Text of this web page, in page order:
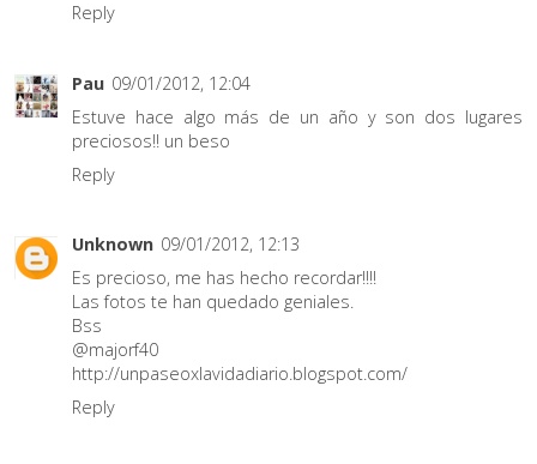
Reply
Pau 09/01/2012, 12:04
Estuve hace algo más de un año y son dos lugares
preciosos!! un beso
Reply
Unknown 09/01/2012, 12:13
Es precioso, me has hecho recordar!!!!
Las fotos te han quedado geniales.
Bss
@majorf40
http://unpaseoxlavidadiario.blogspot.com/
Reply